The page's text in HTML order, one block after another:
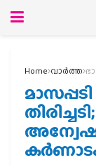
Home വാര്‍ത്ത